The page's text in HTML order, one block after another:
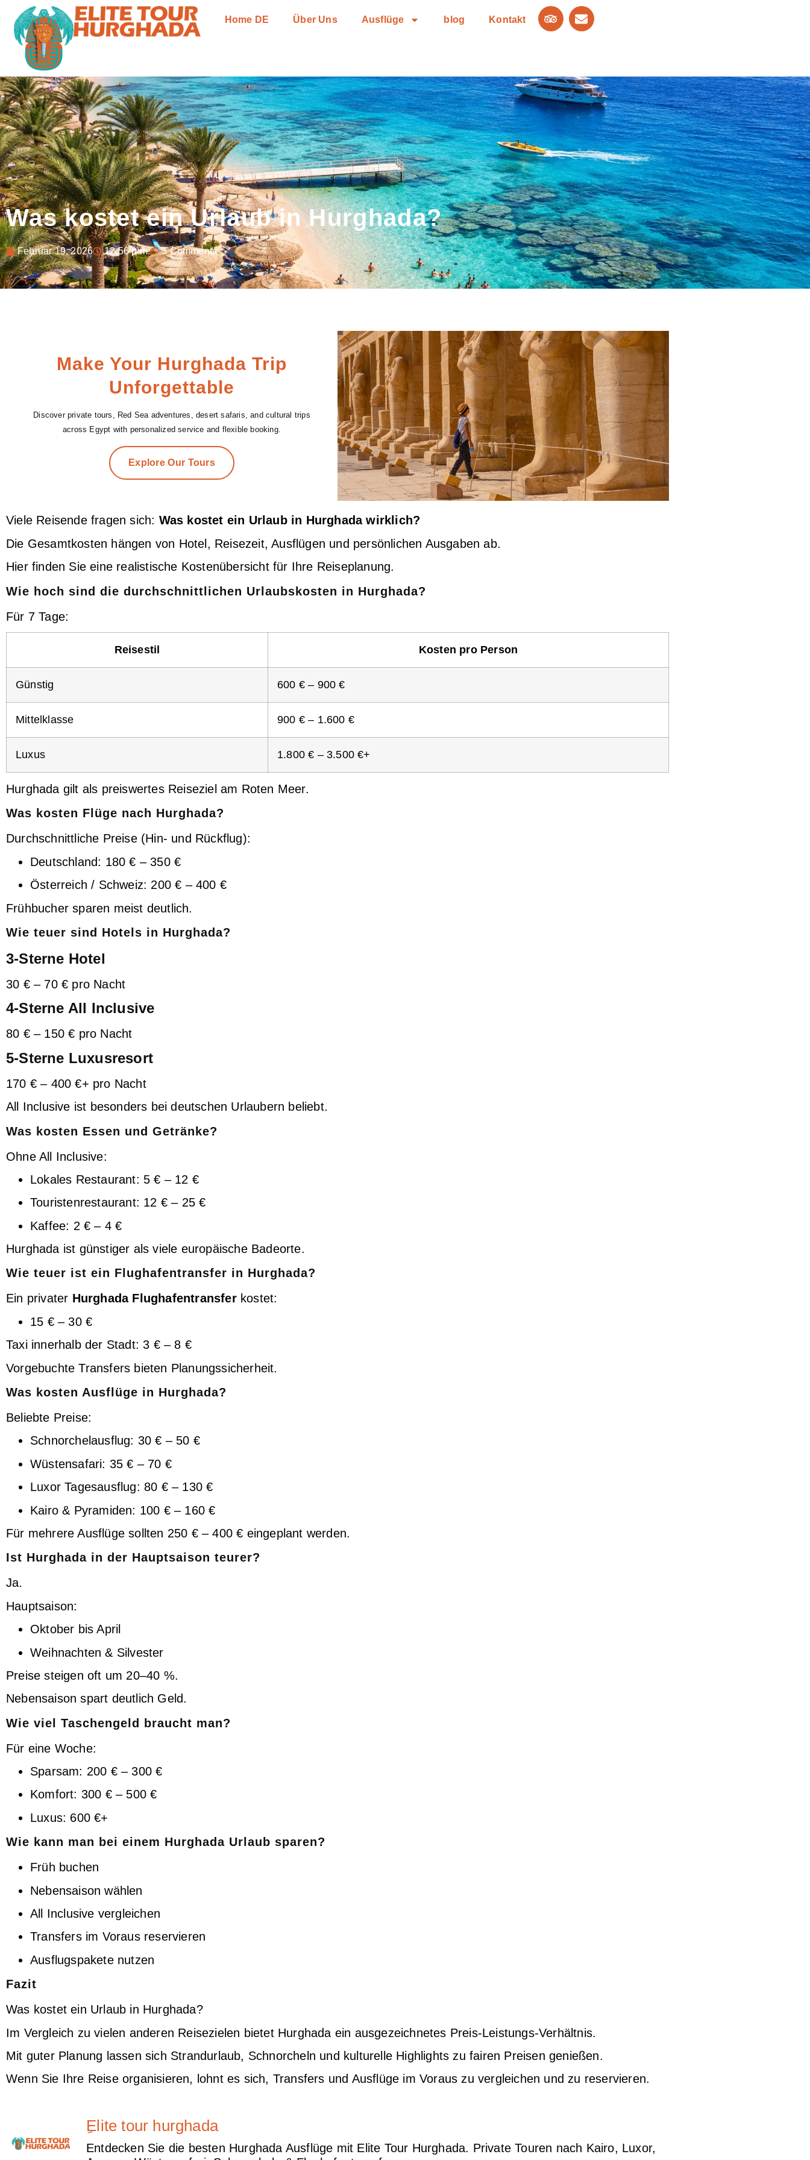
Home DE Über Uns Ausflüge blog Kontakt
Was kostet ein Urlaub in Hurghada?
Februar 19, 2026 12:56 p.m. 3 Comments
Make Your Hurghada Trip
Unforgettable
Discover private tours, Red Sea adventures, desert safaris, and cultural trips
across Egypt with personalized service and flexible booking.
Explore Our Tours
Viele Reisende fragen sich: Was kostet ein Urlaub in Hurghada wirklich?
Die Gesamtkosten hängen von Hotel, Reisezeit, Ausflügen und persönlichen Ausgaben ab.
Hier finden Sie eine realistische Kostenübersicht für Ihre Reiseplanung.
Wie hoch sind die durchschnittlichen Urlaubskosten in Hurghada?
Für 7 Tage:
Reisestil Kosten pro Person
Günstig 600 € – 900 €
Mittelklasse 900 € – 1.600 €
Luxus 1.800 € – 3.500 €+
Hurghada gilt als preiswertes Reiseziel am Roten Meer.
Was kosten Flüge nach Hurghada?
Durchschnittliche Preise (Hin- und Rückflug):
Deutschland: 180 € – 350 €
Österreich / Schweiz: 200 € – 400 €
Frühbucher sparen meist deutlich.
Wie teuer sind Hotels in Hurghada?
3-Sterne Hotel
30 € – 70 € pro Nacht
4-Sterne All Inclusive
80 € – 150 € pro Nacht
5-Sterne Luxusresort
170 € – 400 €+ pro Nacht
All Inclusive ist besonders bei deutschen Urlaubern beliebt.
Was kosten Essen und Getränke?
Ohne All Inclusive:
Lokales Restaurant: 5 € – 12 €
Touristenrestaurant: 12 € – 25 €
Kaffee: 2 € – 4 €
Hurghada ist günstiger als viele europäische Badeorte.
Wie teuer ist ein Flughafentransfer in Hurghada?
Ein privater Hurghada Flughafentransferkostet:
15 € – 30 €
Taxi innerhalb der Stadt: 3 € – 8 €
Vorgebuchte Transfers bieten Planungssicherheit.
Was kosten Ausflüge in Hurghada?
Beliebte Preise:
Schnorchelausflug: 30 € – 50 €
Wüstensafari: 35 € – 70 €
Luxor Tagesausflug: 80 € – 130 €
Kairo & Pyramiden: 100 € – 160 €
Für mehrere Ausflüge sollten 250 € – 400 € eingeplant werden.
Ist Hurghada in der Hauptsaison teurer?
Ja.
Hauptsaison:
Oktober bis April
Weihnachten & Silvester
Preise steigen oft um 20–40 %.
Nebensaison spart deutlich Geld.
Wie viel Taschengeld braucht man?
Für eine Woche:
Sparsam: 200 € – 300 €
Komfort: 300 € – 500 €
Luxus: 600 €+
Wie kann man bei einem Hurghada Urlaub sparen?
Früh buchen
Nebensaison wählen
All Inclusive vergleichen
Transfers im Voraus reservieren
Ausflugspakete nutzen
Fazit
Was kostet ein Urlaub in Hurghada?
Im Vergleich zu vielen anderen Reisezielen bietet Hurghada ein ausgezeichnetes Preis-Leistungs-Verhältnis.
Mit guter Planung lassen sich Strandurlaub, Schnorcheln und kulturelle Highlights zu fairen Preisen genießen.
Wenn Sie Ihre Reise organisieren, lohnt es sich, Transfers und Ausflüge im Voraus zu vergleichen und zu reservieren.
ِElite tour hurghada
Entdecken Sie die besten Hurghada Ausflüge mit Elite Tour Hurghada. Private Touren nach Kairo, Luxor,